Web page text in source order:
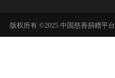
版权所有 ©2025 中国慈善捐赠平台